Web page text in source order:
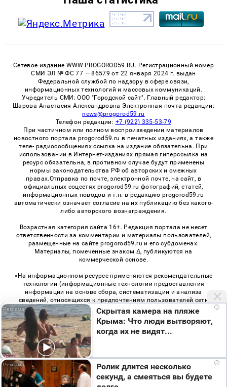
Сетевое издание WWW.PROGOROD59.RU. Регистрационный номер
СМИ ЭЛ № ФС 77 — 86579 от 22 января 2024 г. выдан
Федеральной службой по надзору в сфере связи,
информационных технологий и массовых коммуникаций.
Учредитель СМИ: ООО "Городской сайт". Главный редактор:
Шарова Анастасия Александровна Электронная почта редакции:
news@progorod59.ru
Телефон редакции: +7 (922) 335-53-79
При частичном или полном воспроизведении материалов
новостного портала progorod59.ru в печатных изданиях, а также
теле- радиосообщениях ссылка на издание обязательна. При
использовании в Интернет-изданиях прямая гиперссылка на
ресурс обязательна, в противном случае будут применены
нормы законодательства РФ об авторских и смежных
правах.Отправка по почте, электронной почте, на сайт, в
официальных соцсетях progorod59.ru фотографий, статей,
информационных поводов и т.п. в редакцию progorod59.ru
автоматически означает согласие на их публикацию без какого-
либо авторского вознаграждения.
Возрастная категория сайта 16+. Редакция портала не несет
ответственности за комментарии и материалы пользователей,
размещенные на сайте progorod59.ru и его субдоменах.
Материалы, помеченные знаком Δ, публикуются на
коммерческой основе.
«На информационном ресурсе применяются рекомендательные
технологии (информационные технологии предоставления
информации на основе сбора, систематизации и анализа
сведений, относящихся к предпочтениям пользователей сети
«Интернет», находящихся на территории Российской
Федерации)». Правила применения рекомендательных
технологий в виджетах рекламно-обменной сети«СМИ2» (PDF),
«Sparrow» (PDF)
© 2026 «Про Город Пермь» | Все права защищены
Возрастная категория сайта 16+
i
Скрытая камера на пляже
Крыма: Что люди вытворяют,
когда их не видят...
i
Ролик длится несколько
секунд, а смеяться вы будете